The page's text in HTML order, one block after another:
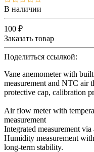
В наличии
100 ₽
Заказать товар
Поделиться ссылкой:
Vane anemometer with
measurement and NTC air
protective cap, calibration
Air flow meter with
measurement
Integrated measurement
Humidity measurement
long-term stability.